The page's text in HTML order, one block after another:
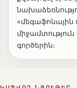
«մեգաֆոնային
գործերին։